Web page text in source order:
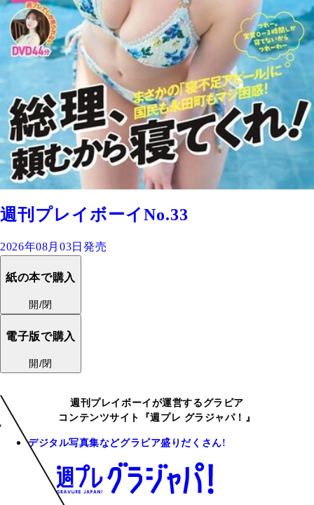
週刊プレイボーイNo.33
2026年08月03日発売
紙の本で購入
開/閉
電子版で購入
開/閉
週刊プレイボーイが運営するグラビア
コンテンツサイト『週プレ グラジャパ！』
デジタル写真集などグラビア盛りだくさん!